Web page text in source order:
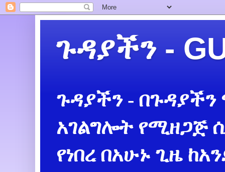
ጉዳያችን -
ጉዳያችን -
አገልግሎት የሚዘጋጅ
የነበረ በአሁኑ ጊዜ